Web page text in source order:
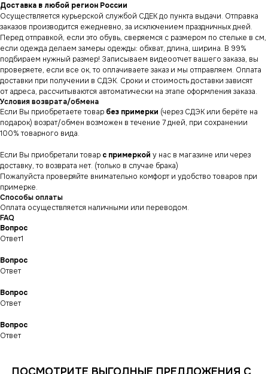
Доставка в любой регион России
Осуществляется курьерской службой СДЕК до пункта выдачи. Отправка
заказов производится ежедневно, за исключением праздничных дней.
Перед отправкой, если это обувь, сверяемся с размером по стельке в см,
если одежда делаем замеры одежды: обхват, длина, ширина. В 99%
подбираем нужный размер! Записываем видеоотчет вашего заказа, вы
проверяете, если все ок, то оплачиваете заказ и мы отправляем. Оплата
доставки при получении в СДЭК. Сроки и стоимость доставки зависят
от адреса, рассчитываются автоматически на этапе оформления заказа.
Условия возврата/обмена
Если Вы приобретаете товар без примерки (через СДЭК или берёте на
подарок) возрат/обмен возможен в течение 7 дней, при сохранении
100% товарного вида.
Если Вы приобретали товар с примеркой у нас в магазине или через
доставку, то возврата нет. (только в случае брака)
Пожалуйста проверяйте внимательно комфорт и удобство товаров при
примерке.
Способы оплаты
Оплата осуществляется наличными или переводом.
FAQ
Вопрос
Ответ1
Вопрос
Ответ
Вопрос
Ответ
Вопрос
Ответ
СНИКЕРСДИЛЕР
ИНФОРМАЦИЯ